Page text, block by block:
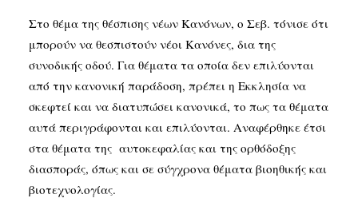
Στο θέμα της θέσπισης νέων Κανόνων, ο Σεβ. τόνισε ότι
μπορούν να θεσπιστούν νέοι Κανόνες, δια της
συνοδικής οδού. Για θέματα τα οποία δεν επιλύονται
από την κανονική παράδοση, πρέπει η Εκκλησία να
σκεφτεί και να διατυπώσει κανονικά, το πως τα θέματα
αυτά περιγράφονται και επιλύονται. Αναφέρθηκε έτσι
στα θέματα της αυτοκεφαλίας και της ορθόδοξης
διασποράς, όπως και σε σύγχρονα θέματα βιοηθικής και
βιοτεχνολογίας.